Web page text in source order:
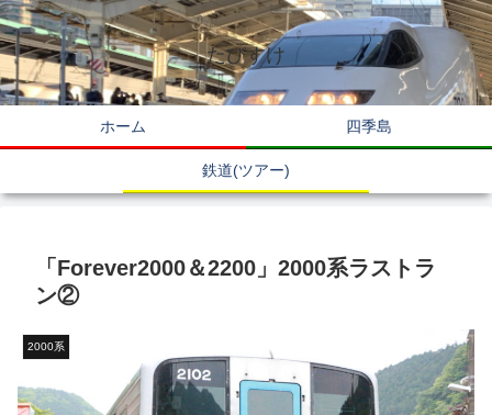
たびすけ
ホーム 四季島
鉄道(ツアー)
「Forever2000＆2200」2000系ラストラ
ン②
2000系